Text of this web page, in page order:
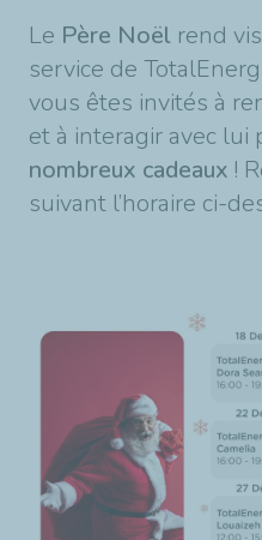
Le Père Noël rend
service de
vous êtes invités à
et à interagir avec lui
nombreux cadeaux !
suivant l’horaire ci-